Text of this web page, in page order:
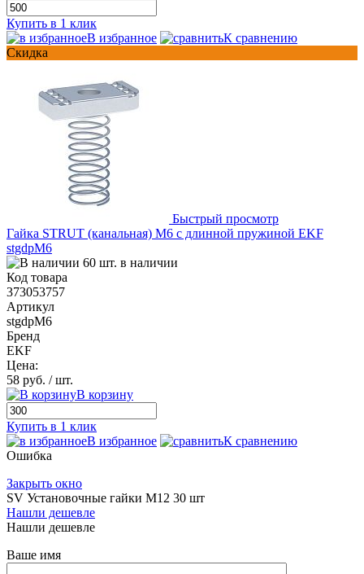
Купить в 1 клик
В избранное
К сравнению
Скидка
Быстрый просмотр
Гайка STRUT (канальная) М6 с длинной пружиной EKF
stgdpM6
60 шт. в наличии
Код товара
373053757
Артикул
stgdpM6
Бренд
EKF
Цена:
58 руб. / шт.
В корзину
Купить в 1 клик
В избранное
К сравнению
Ошибка
Закрыть окно
SV Установочные гайки M12 30 шт
Нашли дешевле
Нашли дешевле
Ваше имя